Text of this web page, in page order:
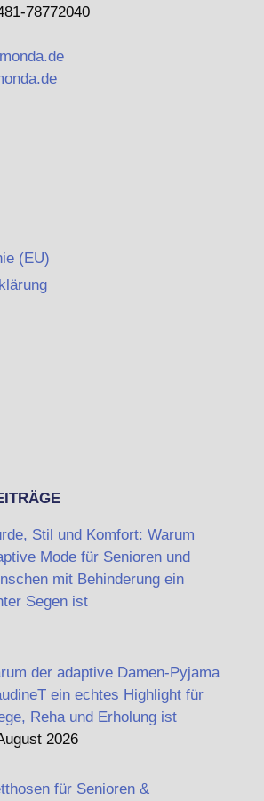
78772040
(EU)
Stil und Komfort: Warum
Mode für Senioren und
mit Behinderung ein
Segen ist
der adaptive Damen-Pyjama
ein echtes Highlight für
Reha und Erholung ist
2026
für Senioren &